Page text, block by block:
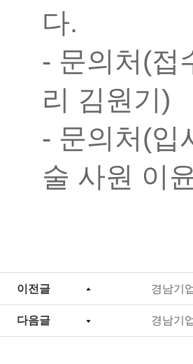
다.
- 문의처(접
리 김원기)
- 문의처(입
술 사원 이
이전글 경남기
다음글 경남기